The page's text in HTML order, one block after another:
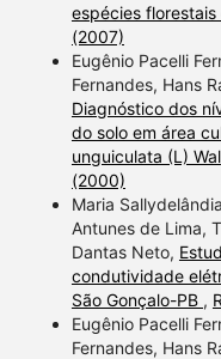
espécies
(2007)
Eugênio Pacelli
Fernandes, Hans
Diagnóstico dos
do solo em área
unguiculata (L)
(2000)
Maria
Antunes de Lima,
Dantas Neto,
condutividade
São Gonçalo-PB ,
Eugênio Pacelli
Fernandes, Hans